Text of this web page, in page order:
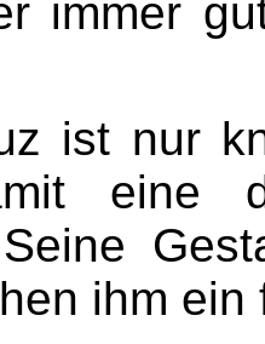
immer
ist nur
eine
ihm